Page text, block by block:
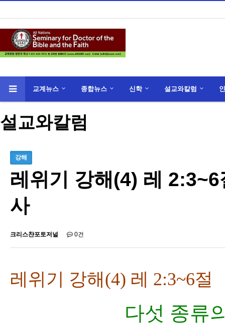
교계뉴스 종합뉴스 신학 설교와칼럼
설교와칼럼
강해
레위기 강해(4) 레
사
크리스챤포토저널 0건
레위기 강해 (4) 레 2:3~6절
다섯 종류